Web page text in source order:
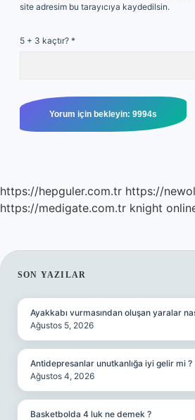
site adresim bu tarayıcıya kaydedilsin.
5 + 3 kaçtır? *
https://hepguler.com.tr https://
https://medigate.com.tr knight
SIDEBAR
SON YAZILAR
Ayakkabı vurmasından oluşan yaralar
Ağustos 5, 2026
Antidepresanlar unutkanlığa iyi gelir mi ?
Ağustos 4, 2026
Basketbolda 4 luk ne demek ?